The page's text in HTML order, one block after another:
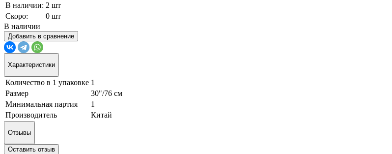
В наличии: 2 шт
Скоро:
0 шт
В наличии
Добавить в сравнение
Характеристики
Количество в 1 упаковке 1
Размер
30"/76 см
Минимальная партия
1
Производитель
Китай
Отзывы
Оставить отзыв